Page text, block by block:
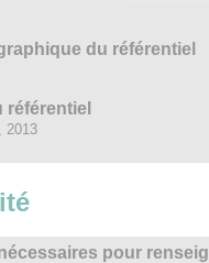
du référentiel
référentiel
2013
pour